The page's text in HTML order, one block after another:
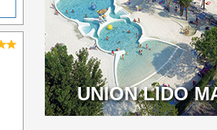
UNION LIDO